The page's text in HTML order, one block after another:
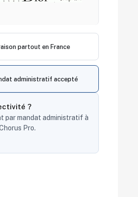
partout en France
administratif accepté
?
par mandat administratif à
Pro.